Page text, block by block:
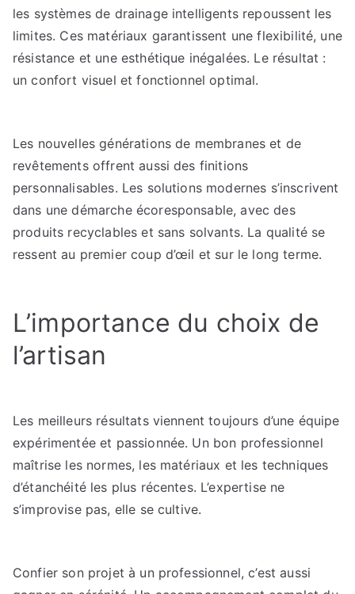
les systèmes de drainage intelligents repoussent les
limites. Ces matériaux garantissent une flexibilité, une
résistance et une esthétique inégalées. Le résultat :
un confort visuel et fonctionnel optimal.
Les nouvelles générations de membranes et de
revêtements offrent aussi des finitions
personnalisables. Les solutions modernes s’inscrivent
dans une démarche écoresponsable, avec des
produits recyclables et sans solvants. La qualité se
ressent au premier coup d’œil et sur le long terme.
L’importance du choix de
l’artisan
Les meilleurs résultats viennent toujours d’une équipe
expérimentée et passionnée. Un bon professionnel
maîtrise les normes, les matériaux et les techniques
d’étanchéité les plus récentes. L’expertise ne
s’improvise pas, elle se cultive.
Confier son projet à un professionnel, c’est aussi